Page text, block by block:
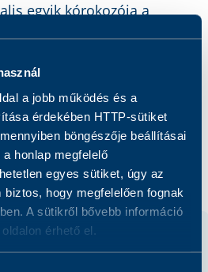
a jobb működés és a
érdekében HTTP-sütiket
böngészője beállításai
honlap megfelelő
egyes sütiket, úgy az
biztos, hogy megfelelően fognak
A sütikről bővebb információ
oldalon érhető el.
egyik kórokozója a